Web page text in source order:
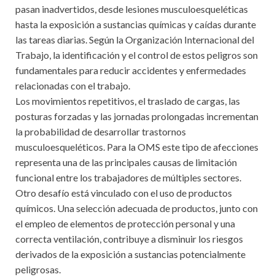
pasan inadvertidos, desde lesiones musculoesqueléticas
hasta la exposición a sustancias químicas y caídas durante
las tareas diarias. Según la Organización Internacional del
Trabajo, la identificación y el control de estos peligros son
fundamentales para reducir accidentes y enfermedades
relacionadas con el trabajo.
Los movimientos repetitivos, el traslado de cargas, las
posturas forzadas y las jornadas prolongadas incrementan
la probabilidad de desarrollar trastornos
musculoesqueléticos. Para la OMS este tipo de afecciones
representa una de las principales causas de limitación
funcional entre los trabajadores de múltiples sectores.
Otro desafío está vinculado con el uso de productos
químicos. Una selección adecuada de productos, junto con
el empleo de elementos de protección personal y una
correcta ventilación, contribuye a disminuir los riesgos
derivados de la exposición a sustancias potencialmente
peligrosas.